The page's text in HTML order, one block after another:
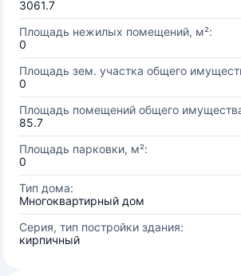
3061.7
Площадь нежилых помещений, м²:
0
Площадь зем. участка общего
0
Площадь помещений общего
85.7
Площадь парковки, м²:
0
Тип дома:
Многоквартирный дом
Серия, тип постройки здания:
кирпичный